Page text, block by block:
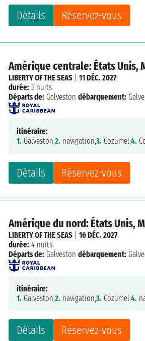
Détails Réservez-vous
Amérique centrale: États Unis,
Détails Réservez-vous
LIBERTY OF THE SEAS |11 DÉC. 2027
durée: 5 nuits
Départs de: Galveston débarquement:
itinéraire:
1. Galveston,2. navigation,3. Cozumel,4.
Amérique du nord: États Unis,
Détails Réservez-vous
LIBERTY OF THE SEAS |16 DÉC. 2027
durée: 4 nuits
Départs de: Galveston débarquement:
itinéraire:
1. Galveston,2. navigation,3. Cozumel,4.